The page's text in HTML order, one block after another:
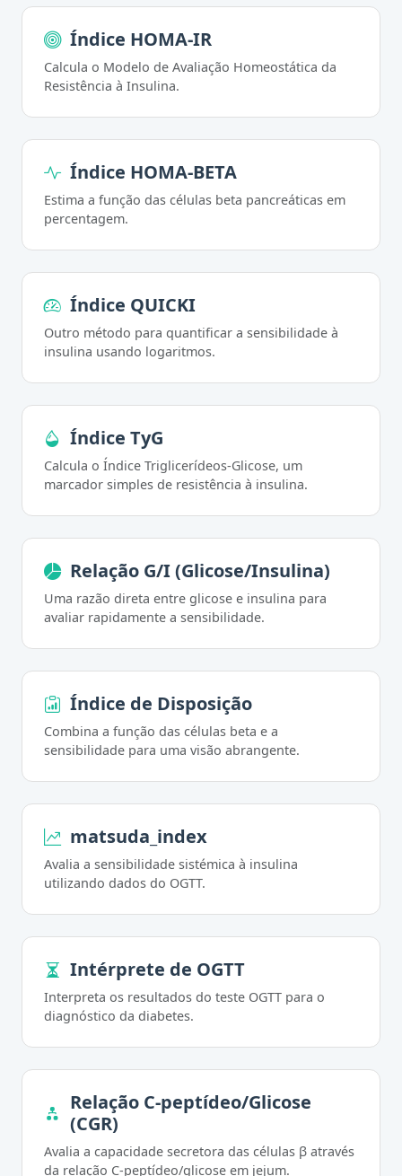
Índice HOMA-IR
Calcula o Modelo de Avaliação Homeostática da
Resistência à Insulina.
Índice HOMA-BETA
Estima a função das células beta pancreáticas em
percentagem.
Índice QUICKI
Outro método para quantificar a sensibilidade à
insulina usando logaritmos.
Índice TyG
Calcula o Índice Triglicerídeos-Glicose, um
marcador simples de resistência à insulina.
Relação G/I (Glicose/Insulina)
Uma razão direta entre glicose e insulina para
avaliar rapidamente a sensibilidade.
Índice de Disposição
Combina a função das células beta e a
sensibilidade para uma visão abrangente.
matsuda_index
Avalia a sensibilidade sistémica à insulina
utilizando dados do OGTT.
Intérprete de OGTT
Interpreta os resultados do teste OGTT para o
diagnóstico da diabetes.
Relação C-peptídeo/Glicose
(CGR)
Avalia a capacidade secretora das células β através
da relação C-peptídeo/glicose em jejum.